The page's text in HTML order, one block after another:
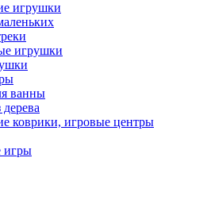
игрушки
игрушки
ванны
коврики, игровые центры
игры